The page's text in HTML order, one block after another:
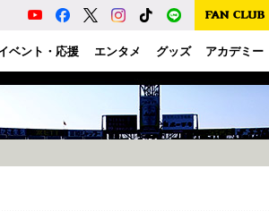
ベント・応援 エンタメ グッズ アカデミー